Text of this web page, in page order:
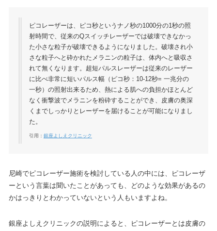
ピコレーザーは、ピコ秒というナノ秒の1000分の1秒の照
射時間で、従来のQスイッチレーザーでは破壊できなかっ
た小さな粒子が破壊できるようになりました。破壊され小
さな粒子へと砕かれたメラニンの粒子は、体内へと吸収さ
れて無くなります。超短パルスレーザーは従来のレーザー
に比べ非常に短いパルス幅（ピコ秒：10-12秒= 一兆分の
一秒）の照射出来るため、熱による肌への負担かほとんど
なく衝撃波でメラニンを粉砕することができ、皮膚の奥深
くまでしっかりとレーザーを届けることが可能になりまし
た。
引用： 銀座よしえクリニック
尼崎でピコレーザー施術を検討している人の中には、ピコレーザ
ーという言葉は聞いたことがあっても、どのような効果があるの
かはっきりとわかっていないという人もいますよね。
銀座よしえクリニックの説明によると、ピコレーザーとは皮膚の